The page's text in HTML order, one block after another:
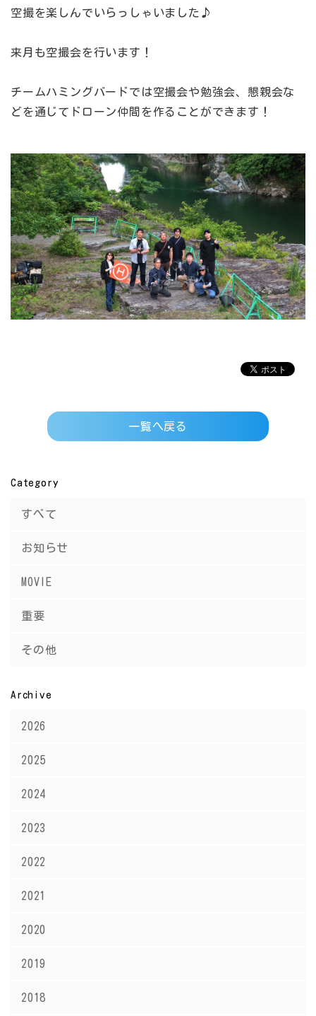
空撮を楽しんでいらっしゃいました♪
来月も空撮会を行います！
チームハミングバードでは空撮会や勉強会、懇親会な
どを通じてドローン仲間を作ることができます！
一覧へ戻る
Category
すべて
お知らせ
MOVIE
重要
その他
Archive
2026
2025
2024
2023
2022
2021
2020
2019
2018